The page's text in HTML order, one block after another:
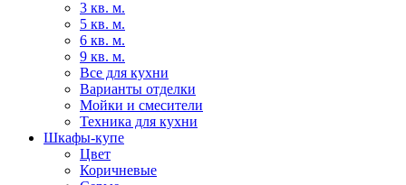
3 кв. м.
5 кв. м.
6 кв. м.
9 кв. м.
Все для кухни
Варианты отделки
Мойки и смесители
Техника для кухни
Шкафы-купе
Цвет
Коричневые